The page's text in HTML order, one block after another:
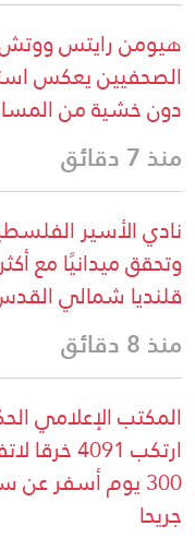
هيومن رايتس
الصحفيين يعكس
دون خشية من
منذ 7 دقائق
نادي الأسير
قلنديا شمالي
منذ 8 دقائق
المكتب الإعلامي
ارتكب
جريحا